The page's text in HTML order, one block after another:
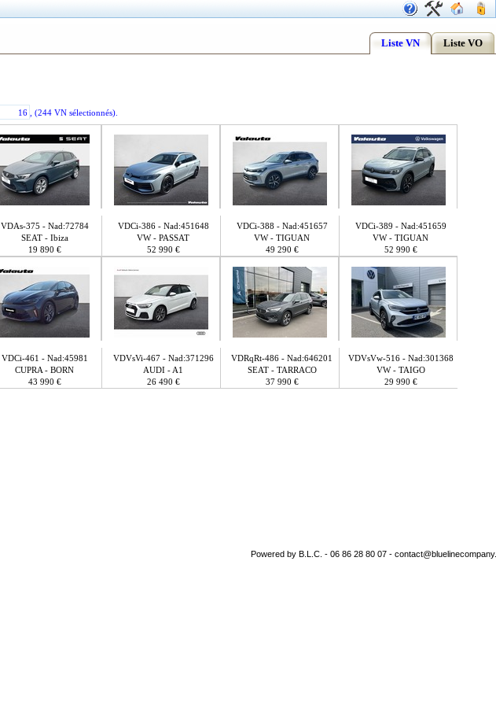
Liste VO
Liste VN
, (244 VN sélectionnés).
VDAs-375 - Nad:72784
SEAT - Ibiza
19 890 €
VDCi-386 - Nad:451648
VW - PASSAT
52 990 €
VDCi-388 - Nad:451657
VW - TIGUAN
49 290 €
VDCi-389 - Nad:451659
VW - TIGUAN
52 990 €
VDCi-461 - Nad:45981
CUPRA - BORN
43 990 €
VDVsVi-467 - Nad:371296
AUDI - A1
26 490 €
VDRqRt-486 - Nad:646201
SEAT - TARRACO
37 990 €
VDVsVw-516 - Nad:301368
VW - TAIGO
29 990 €
Powered by B.L.C. - 06 86 28 80 07 -